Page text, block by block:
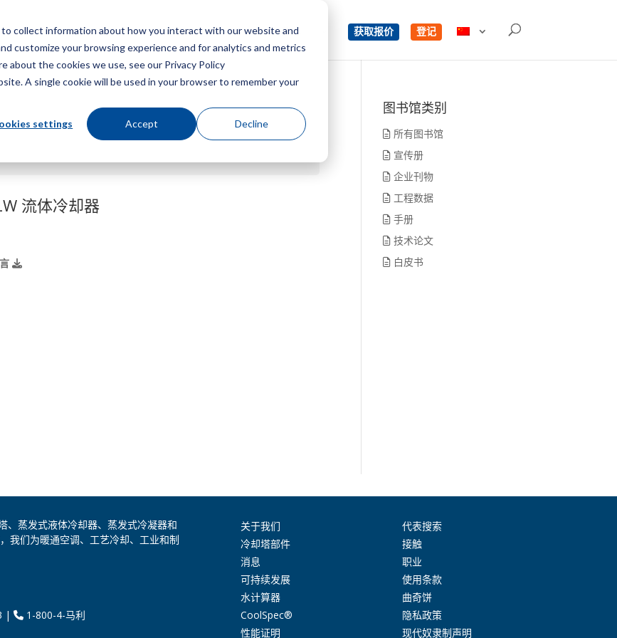
collect information about how you interact with our website and
customize your browsing experience and for analytics and metrics
about the cookies we use, see our Privacy Policy
A single cookie will be used in your browser to remember your
settings Accept Decline
菜单 获取报价 登记
流体冷却器
图书馆类别
所有图书馆
宣传册
企业刊物
工程数据
手册
技术论文
白皮书
、蒸发式液体冷却器、蒸发式冷凝器和
我们为暖通空调、工艺冷却、工业和制
| 1-800-4-马利
关于我们
冷却塔部件
消息
可持续发展
水计算器
CoolSpec®
性能证明
代表搜索
接触
职业
使用条款
曲奇饼
隐私政策
现代奴隶制声明